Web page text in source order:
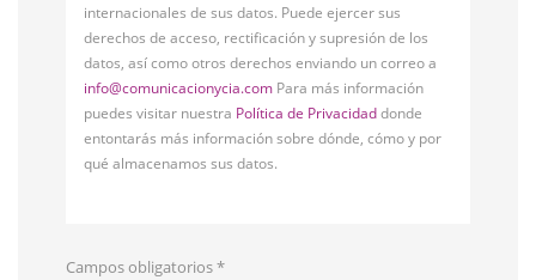
internacionales de sus datos. Puede ejercer sus
derechos de acceso, rectificación y supresión de los
datos, así como otros derechos enviando un correo a
info@comunicacionycia.com Para más información
puedes visitar nuestra Política de Privacidaddonde
entontarás más información sobre dónde, cómo y por
qué almacenamos sus datos.
Campos obligatorios*